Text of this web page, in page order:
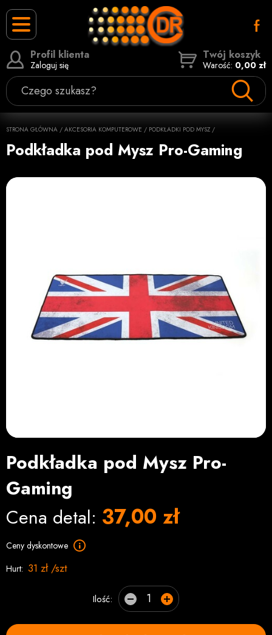
Czego szukasz?
Profil klienta
Zaloguj się
Twój koszyk
Warość: 0,00 zł
STRONA GŁÓWNA / AKCESORIA KOMPUTEROWE / PODKŁADKI POD MYSZ /
Podkładka pod Mysz Pro-Gaming
Podkładka pod Mysz Pro-
Gaming
Cena detal: 37,00 zł
Ceny dyskontowe
Hurt: 31 zł /szt
Ilość: